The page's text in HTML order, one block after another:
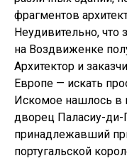
фрагментов
Неудивительно, что
на Воздвиженке
Архитектор и
Европе — искать
Искомое нашлось в
дворец Паласиу-ди-
принадлежавший
португальской